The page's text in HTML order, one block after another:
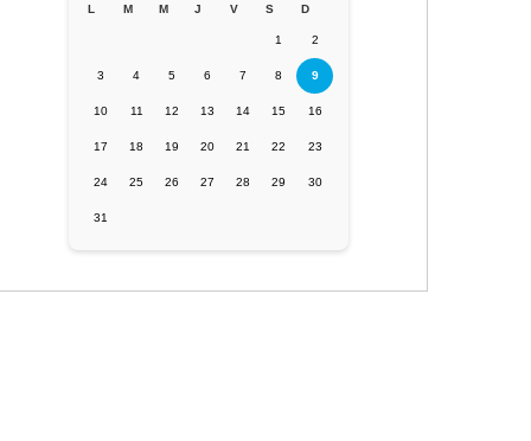
L M M J V S D
1 2
3 4 5 6 7 8 9
10 11 12 13 14 15 16
17 18 19 20 21 22 23
24 25 26 27 28 29 30
31